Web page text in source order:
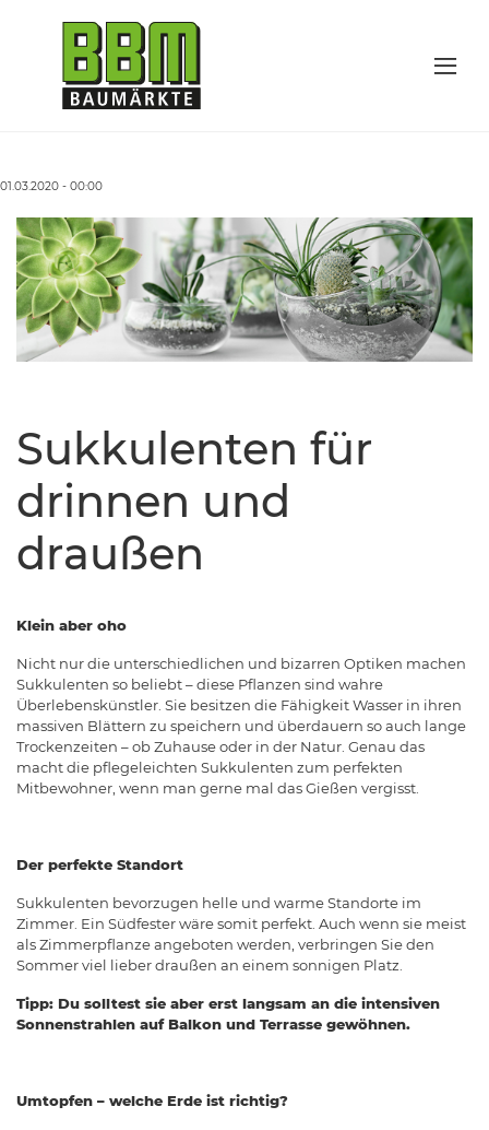
01.03.2020 - 00:00
Sukkulenten für
drinnen und
draußen
Klein aber oho
Nicht nur die unterschiedlichen und bizarren Optiken machen
Sukkulenten so beliebt – diese Pflanzen sind wahre
Überlebenskünstler. Sie besitzen die Fähigkeit Wasser in ihren
massiven Blättern zu speichern und überdauern so auch lange
Trockenzeiten – ob Zuhause oder in der Natur. Genau das
macht die pflegeleichten Sukkulenten zum perfekten
Mitbewohner, wenn man gerne mal das Gießen vergisst.
Der perfekte Standort
Sukkulenten bevorzugen helle und warme Standorte im
Zimmer. Ein Südfester wäre somit perfekt. Auch wenn sie meist
als Zimmerpflanze angeboten werden, verbringen Sie den
Sommer viel lieber draußen an einem sonnigen Platz.
Tipp: Du solltest sie aber erst langsam an die intensiven
Sonnenstrahlen auf Balkon und Terrasse gewöhnen.
Umtopfen – welche Erde ist richtig?